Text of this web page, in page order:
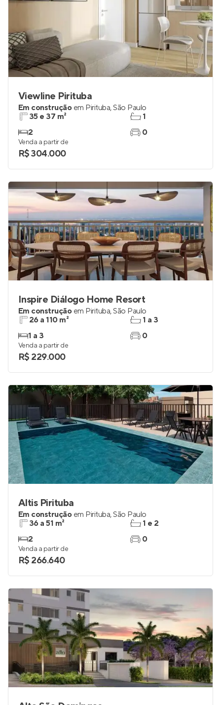
Viewline Pirituba
Em construção em Pirituba,São Paulo
35 e 37 m²
2
1
0
Venda a partir de
R$ 304.000
Inspire Diálogo Home Resort
Em construção em Pirituba,São Paulo
26 a 110 m²
1 a 3
1 a 3
0
Venda a partir de
R$ 229.000
Altis Pirituba
Em construção em Pirituba,São Paulo
36 a 51 m²
2
1 e 2
0
Venda a partir de
R$ 266.640